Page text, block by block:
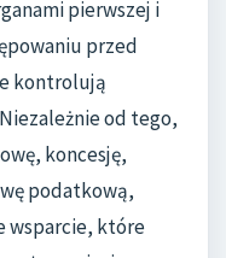
pierwszej i
przed
kontrolują
od tego,
koncesję,
podatkową,
wsparcie, które